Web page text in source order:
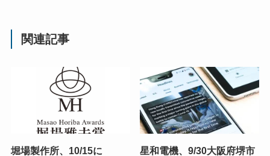
関連記事
堀場製作所、10/15に
星和電機、9/30大阪府堺市